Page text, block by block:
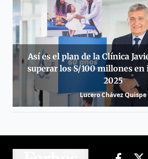
Así es el plan de la Clínica
superar los S/100 millones en
2025
Lucero Chávez Quispe